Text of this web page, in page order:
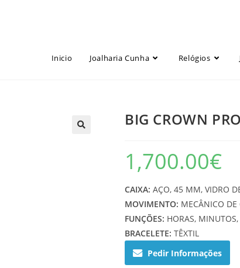
Inicio Joalharia Cunha Relógios
BIG CROWN
1,700.00€
CAIXA: AÇO, 45 MM, VIDRO
MOVIMENTO: MECÂNICO DE
FUNÇÕES: HORAS,
BRACELETE: TÊXTIL
Pedir Informações